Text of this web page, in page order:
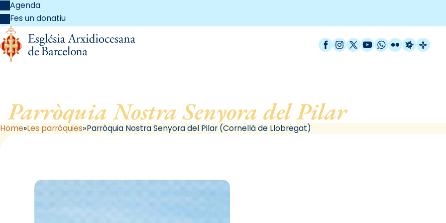
Agenda
Fes un donatiu
Facebook
Instagram
X / Twitter
YouTube
WhatsApp
FlickrRadio
Parròquia Nostra Senyora del Pilar, de
Home Les parròquies Parròquia Nostra Senyora del Pilar (Cornellà de Llobregat)